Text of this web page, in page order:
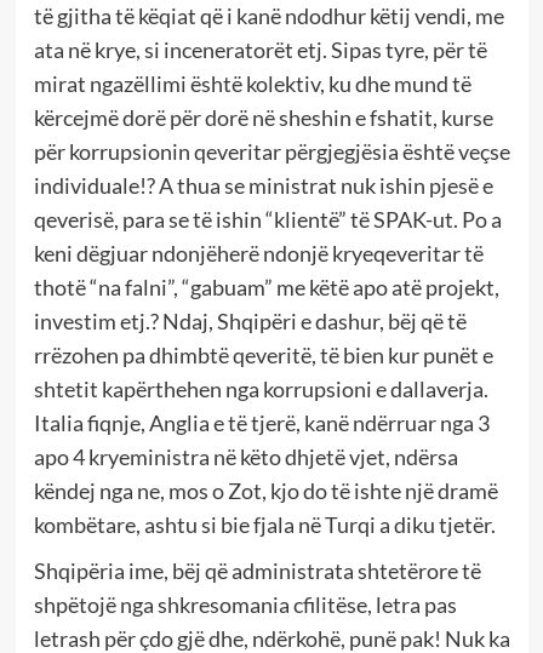
të gjitha të këqiat që i kanë ndodhur këtij vendi, me
ata në krye, si inceneratorët etj. Sipas tyre, për të
mirat ngazëllimi është kolektiv, ku dhe mund të
kërcejmë dorë për dorë në sheshin e fshatit, kurse
për korrupsionin qeveritar përgjegjësia është veçse
individuale!? A thua se ministrat nuk ishin pjesë e
qeverisë, para se të ishin “klientë” të SPAK-ut. Po a
keni dëgjuar ndonjëherë ndonjë kryeqeveritar të
thotë “na falni”, “gabuam” me këtë apo atë projekt,
investim etj.? Ndaj, Shqipëri e dashur, bëj që të
rrëzohen pa dhimbtë qeveritë, të bien kur punët e
shtetit kapërthehen nga korrupsioni e dallaverja.
Italia fiqnje, Anglia e të tjerë, kanë ndërruar nga 3
apo 4 kryeministra në këto dhjetë vjet, ndërsa
këndej nga ne, mos o Zot, kjo do të ishte një dramë
kombëtare, ashtu si bie fjala në Turqi a diku tjetër.
Shqipëria ime, bëj që administrata shtetërore të
shpëtojë nga shkresomania cfilitëse, letra pas
letrash për çdo gjë dhe, ndërkohë, punë pak! Nuk ka